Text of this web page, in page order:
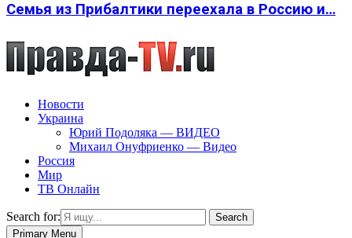
Семья из Прибалтики переехала в Россию и…
Новости
Украина
Юрий Подоляка — ВИДЕО
Михаил Онуфриенко — Видео
Россия
Мир
ТВ Онлайн
Search for:
Search
Primary Menu